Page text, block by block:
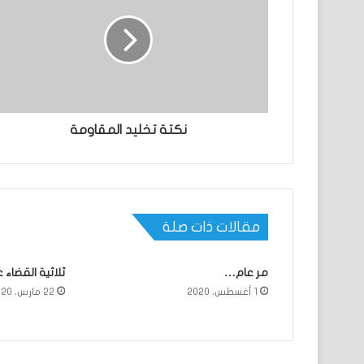
نكتة تخليد المقاومة
مقالات ذات صلة
مر عام…
1 أغسطس، 2020
ثلاثية
22 مارس، 2020